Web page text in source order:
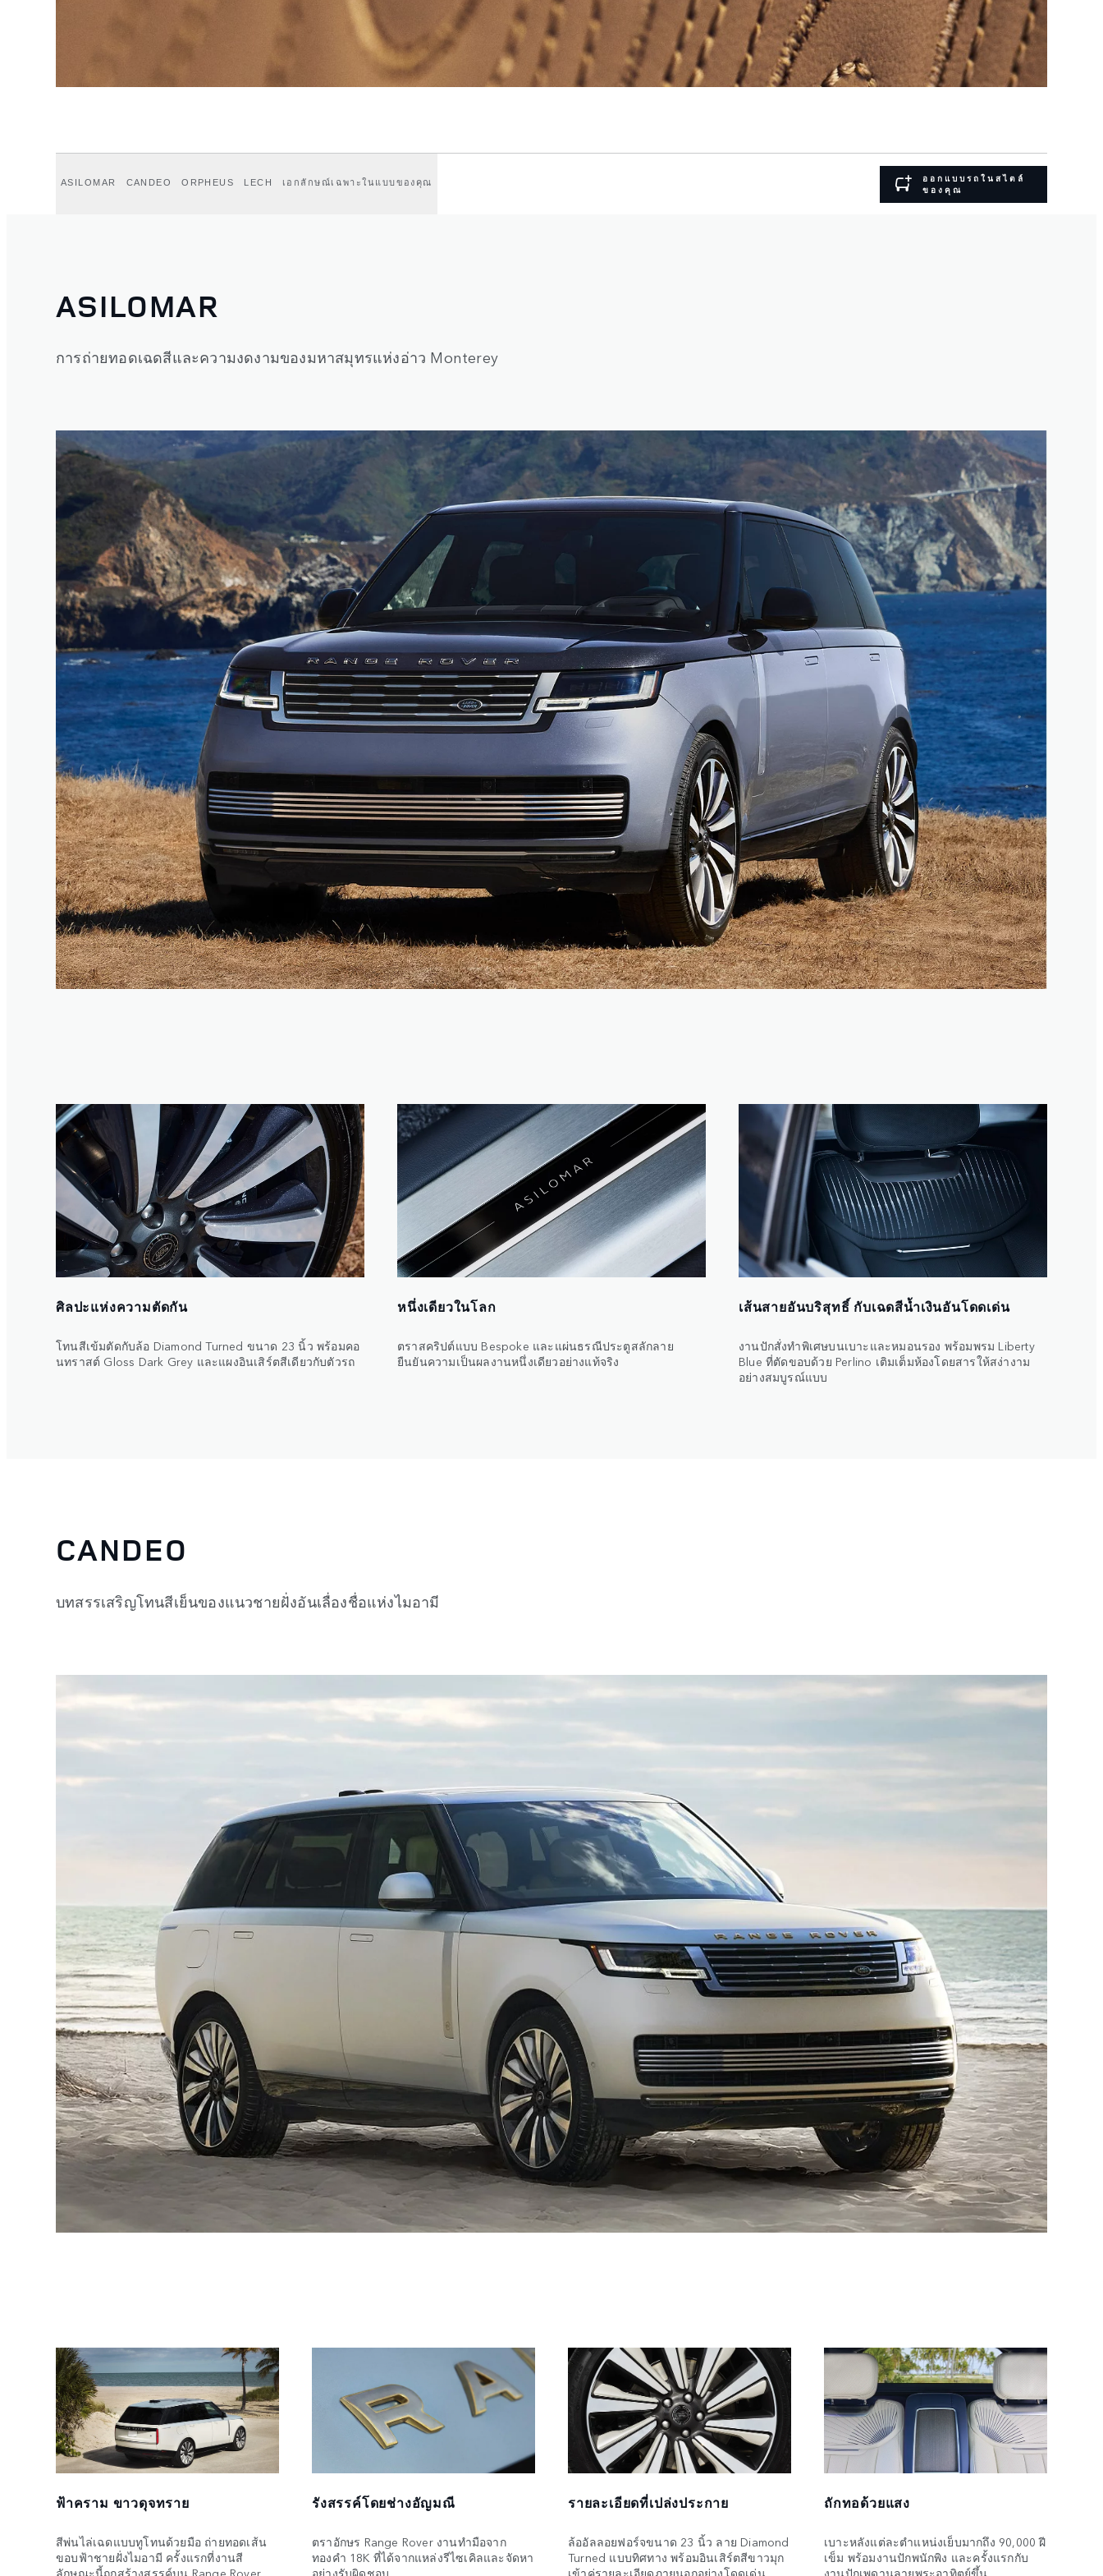
ASILOMAR CANDEO ORPHEUS LECH เอกลักษณ์เฉพาะในแบบของคุณ
ออกแบบรถในสไตล์
ของคุณ
ASILOMAR
การถ่ายทอดเฉดสีและความงดงามของมหาสมุทรแห่งอ่าว Monterey
ศิลปะแห่งความตัดกัน
โทนสีเข้มตัดกับล้อ Diamond Turned ขนาด 23 นิ้ว พร้อมคอ
นทราสต์ Gloss Dark Grey และแผงอินเสิร์ตสีเดียวกับตัวรถ
หนึ่งเดียวในโลก
ตราสคริปต์แบบ Bespoke และแผ่นธรณีประตูสลักลาย
ยืนยันความเป็นผลงานหนึ่งเดียวอย่างแท้จริง
เส้นสายอันบริสุทธิ์ กับเฉดสีน้ำเงินอันโดดเด่น
งานปักสั่งทำพิเศษบนเบาะและหมอนรอง พร้อมพรม Liberty
Blue ที่ตัดขอบด้วย Perlino เติมเต็มห้องโดยสารให้สง่างาม
อย่างสมบูรณ์แบบ
CANDEO
บทสรรเสริญโทนสีเย็นของแนวชายฝั่งอันเลื่องชื่อแห่งไมอามี
ฟ้าคราม ขาวดุจทราย
สีพ่นไล่เฉดแบบทูโทนด้วยมือ ถ่ายทอดเส้น
ขอบฟ้าชายฝั่งไมอามี ครั้งแรกที่งานสี
ลักษณะนี้ถูกสร้างสรรค์บน Range Rover
รังสรรค์โดยช่างอัญมณี
ตราอักษร Range Rover งานทำมือจาก
ทองคำ 18K ที่ได้จากแหล่งรีไซเคิลและจัดหา
อย่างรับผิดชอบ
รายละเอียดที่เปล่งประกาย
ล้ออัลลอยฟอร์จขนาด 23 นิ้ว ลาย Diamond
Turned แบบทิศทาง พร้อมอินเสิร์ตสีขาวมุก
เข้าคู่รายละเอียดภายนอกอย่างโดดเด่น
ถักทอด้วยแสง
เบาะหลังแต่ละตำแหน่งเย็บมากถึง 90,000 ฝี
เข็ม พร้อมงานปักพนักพิง และครั้งแรกกับ
งานปักเพดานลายพระอาทิตย์ขึ้น